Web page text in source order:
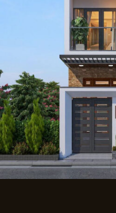
Văn Phòng Làm Việc